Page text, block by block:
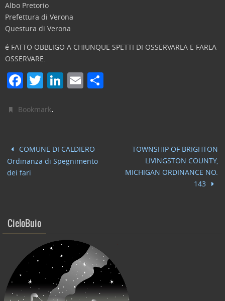
Albo Pretorio
Prefettura di Verona
Questura di Verona
é FATTO OBBLIGO A CHIUNQUE SPETTI DI OSSERVARLA E FARLA
OSSERVARE.
F
c
b
o
o
T
itt
Li
dI
n
E
Bookmark.
COMUNE DI CALDIERO –
Ordinanza di Spegnimento
dei fari
TOWNSHIP OF BRIGHTON
LIVINGSTON COUNTY,
MICHIGAN ORDINANCE NO.
143
CieloBuio